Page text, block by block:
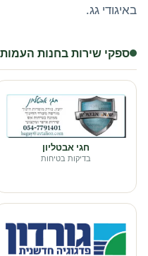
באיגודי גג.
ספקי שירות בחנות
חגי אבטליון
בדיקות בטיחות